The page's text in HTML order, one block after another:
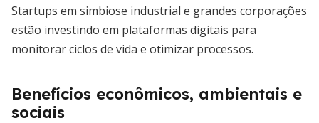
Startups em simbiose industrial e grandes corporações
estão investindo em plataformas digitais para
monitorar ciclos de vida e otimizar processos.
Benefícios econômicos, ambientais e
sociais